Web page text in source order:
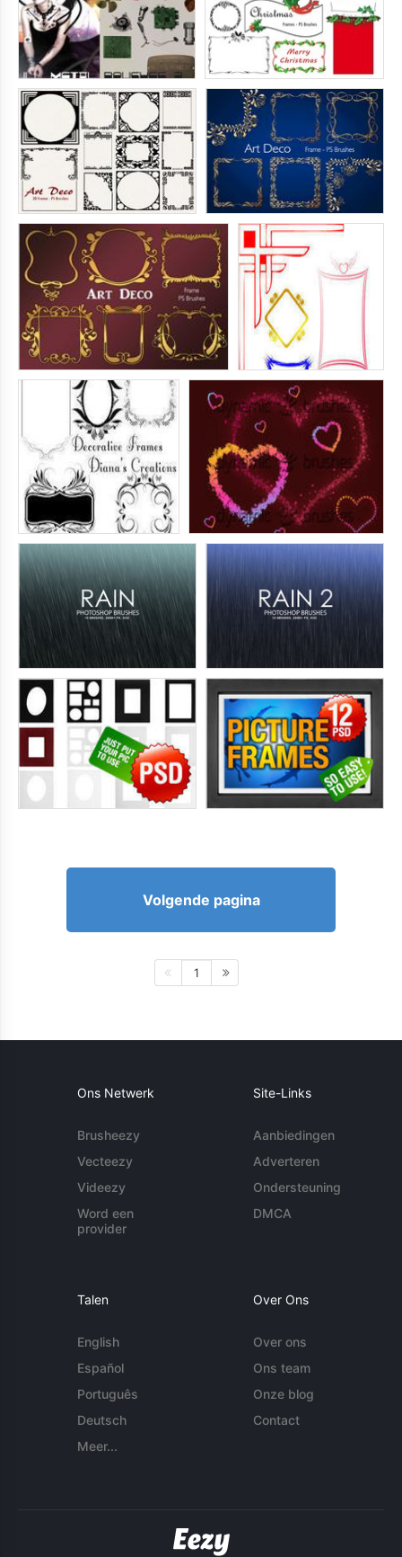
Volgende pagina
1
Ons Netwerk
Brusheezy
Vecteezy
Videezy
Word een
provider
Site-Links
Aanbiedingen
Adverteren
Ondersteuning
DMCA
Talen
English
Español
Português
Deutsch
Meer...
Over Ons
Over ons
Ons team
Onze blog
Contact